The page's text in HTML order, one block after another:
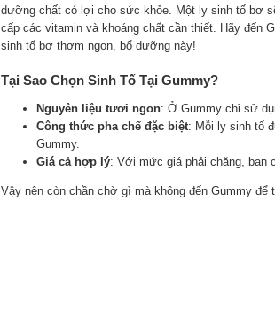
dưỡng chất có lợi cho sức khỏe. Một ly sinh tố bơ
cấp các vitamin và khoáng chất cần thiết. Hãy đến
sinh tố bơ thơm ngon, bổ dưỡng này!
Tại Sao Chọn Sinh Tố Tại Gummy?
Nguyên liệu tươi ngon: Ở Gummy chỉ sử
Công thức pha chế đặc biệt: Mỗi ly sinh tố
Gummy.
Giá cả hợp lý: Với mức giá phải chăng, bạn
Vậy nên còn chần chờ gì mà không đến Gummy